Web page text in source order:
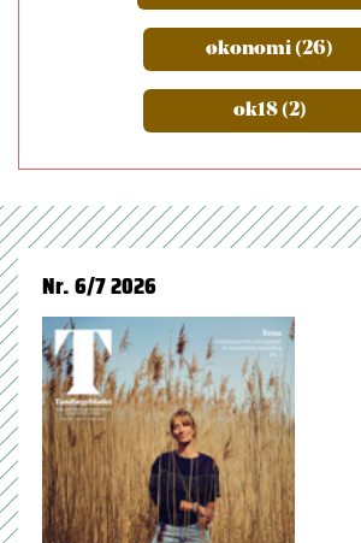
økonomi (26)
ok18 (2)
Nr. 6/7 2026